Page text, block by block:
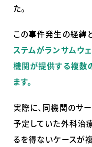
た。
この事件発生の経緯と
ステムがランサムウ
機関が提供する複数
ます。
実際に、同機関のサ
予定していた外科治
るを得ないケースが